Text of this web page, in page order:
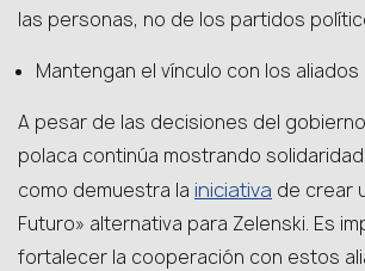
las personas, no de los partidos
Mantengan el vínculo con los
A pesar de las decisiones del
polaca continúa mostrando
como demuestra la iniciativa de crear
Futuro» alternativa para Zelenski. Es
fortalecer la cooperación con estos